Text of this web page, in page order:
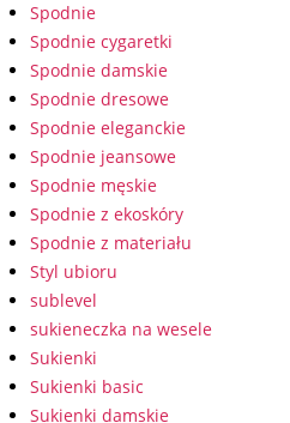
Spodnie
Spodnie cygaretki
Spodnie damskie
Spodnie dresowe
Spodnie eleganckie
Spodnie jeansowe
Spodnie męskie
Spodnie z ekoskóry
Spodnie z materiału
Styl ubioru
sublevel
sukieneczka na wesele
Sukienki
Sukienki basic
Sukienki damskie